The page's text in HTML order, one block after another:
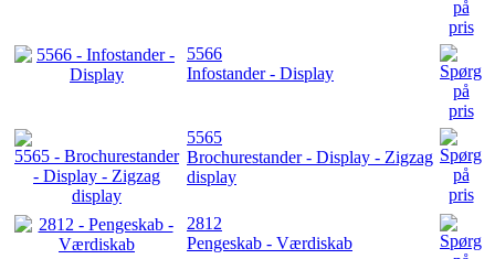
5566
Infostander - Display
5565
Brochurestander - Display - Zigzag
display
2812
Pengeskab - Værdiskab